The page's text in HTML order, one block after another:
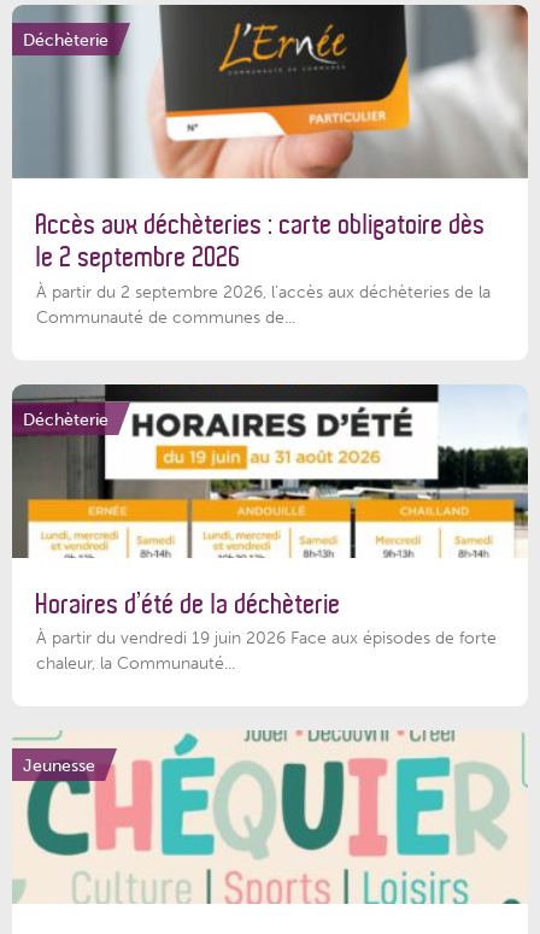
Déchèterie
Accès aux déchèteries : carte obligatoire dès
le 2 septembre 2026
À partir du 2 septembre 2026, l’accès aux déchèteries de la
Communauté de communes de...
Déchèterie
Horaires d’été de la déchèterie
À partir du vendredi 19 juin 2026 Face aux épisodes de forte
chaleur, la Communauté...
Jeunesse